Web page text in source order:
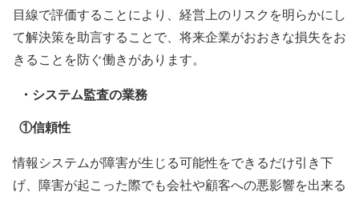
目線で評価することにより、経営上のリスクを明らかにし
て解決策を助言することで、将来企業がおおきな損失をお
きることを防ぐ働きがあります。
・システム監査の業務
①信頼性
情報システムが障害が生じる可能性をできるだけ引き下
げ、障害が起こった際でも会社や顧客への悪影響を出来る